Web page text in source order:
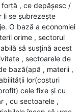
, ce depășesc /
li se șubrezește
O bază a economiei
orime , sectorul
să susțină acest
, sectoarele de
bază(apă , materii ,
lor(costuri
cele fixe și cu
, cu sectoarele ,